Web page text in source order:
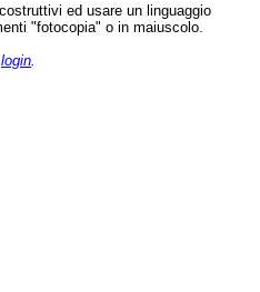
ed usare un linguaggio
"fotocopia" o in maiuscolo.
login